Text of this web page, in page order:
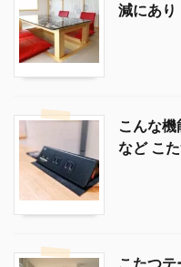
減にあり
こんな
など こ